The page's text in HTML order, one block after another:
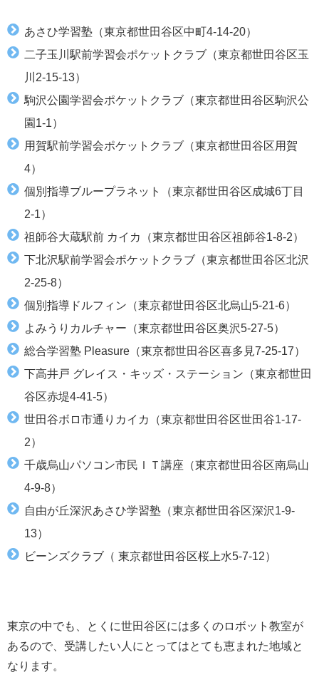
あさひ学習塾（東京都世田谷区中町4-14-20）
二子玉川駅前学習会ポケットクラブ（東京都世田谷区玉
川2-15-13）
駒沢公園学習会ポケットクラブ（東京都世田谷区駒沢公
園1-1）
用賀駅前学習会ポケットクラブ（東京都世田谷区用賀
4）
個別指導ブループラネット（東京都世田谷区成城6丁目
2-1）
祖師谷大蔵駅前 カイカ（東京都世田谷区祖師谷1-8-2）
下北沢駅前学習会ポケットクラブ（東京都世田谷区北沢
2-25-8）
個別指導ドルフィン（東京都世田谷区北烏山5-21-6）
よみうりカルチャー（東京都世田谷区奥沢5-27-5）
総合学習塾 Pleasure（東京都世田谷区喜多見7-25-17）
下高井戸 グレイス・キッズ・ステーション（東京都世田
谷区赤堤4-41-5）
世田谷ボロ市通りカイカ（東京都世田谷区世田谷1-17-
2）
千歳烏山パソコン市民ＩＴ講座（東京都世田谷区南烏山
4-9-8）
自由が丘深沢あさひ学習塾（東京都世田谷区深沢1-9-
13）
ビーンズクラブ（ 東京都世田谷区桜上水5-7-12）
東京の中でも、とくに世田谷区には多くのロボット教室が
あるので、受講したい人にとってはとても恵まれた地域と
なります。